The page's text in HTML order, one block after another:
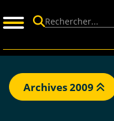
Archives 2009